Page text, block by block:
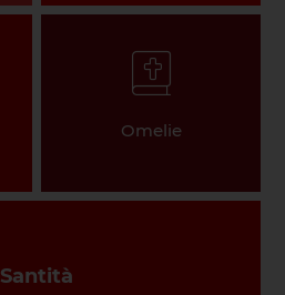
Omelie
Santità